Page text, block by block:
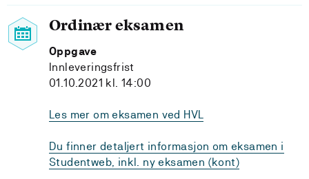
Ordinær eksamen
Oppgave
Innleveringsfrist
01.10.2021 kl. 14:00
Les mer om eksamen ved HVL
Du finner detaljert informasjon om eksamen i
Studentweb, inkl. ny eksamen (kont)